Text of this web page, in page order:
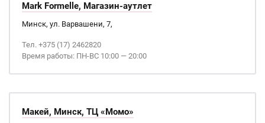
Mark Formelle, Магазин-аутлет
Минск, ул. Варвашени, 7,
Тел. +375 (17) 2462820
Время работы: ПН-ВС 10:00 — 20:00
Макей, Минск, ТЦ «Момо»